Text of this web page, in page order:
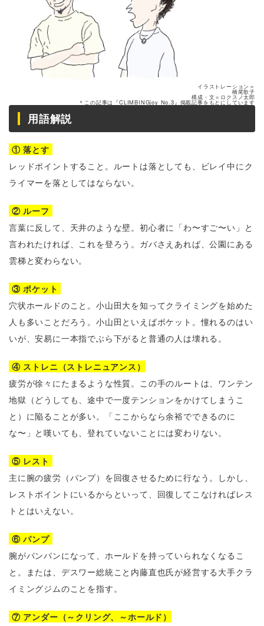
イラストレーション＝
橋尾歌子
構成・文＝ロクスノ太郎
＊この記事は『CLIMBINGjoy No.3』掲載記事をもとにしています
用語解説
① 落とす
レッドポイントすること。ルートは落としても、ビレイ中にク
ライマーを落としてはならない。
② ルーフ
言葉に反して、天井のような壁。初心者に「わ〜すご〜い」と
言われたければ、これを登ろう。ガバさえあれば、公園にある
雲梯と変わらない。
③ ポケット
穴状ホールドのこと。小山田大を知ってクライミングを始めた
人も多いことだろう。小山田といえばポケット。憧れるのはい
いが、安易に一本指でぶら下がると普通の人は壊れる。
④ ストレニ（ストレニュアンス）
疲労が徐々にたまるような性質。この手のルートは、ワンテン
地獄（どうしても、途中で一度テンションをかけてしまうこ
と）に陥ることが多い。「ここからなら余裕でできるのに
な〜」と嘆いても、登れていないことには変わりない。
⑤ レスト
主に腕の疲労（パンプ）を回復させるために行なう。しかし、
レストポイントにいるからといって、回復してこなければレス
トとはいえない。
⑥ パンプ
腕がパンパンになって、ホールドを持っていられなくなるこ
と。または、デスワー総統こと内藤直也氏が経営する大手クラ
イミングジムのことを指す。
⑦ アンダー（～クリング、～ホールド）